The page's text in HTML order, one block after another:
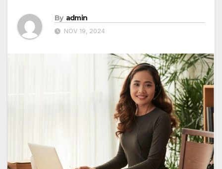
By admin
NOV 19, 2024